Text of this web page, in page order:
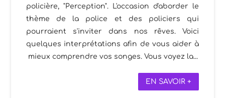
policière, "Perception". L'occasion d'aborder le
thème de la police et des policiers qui
pourraient s'inviter dans nos rêves. Voici
quelques interprétations afin de vous aider à
mieux comprendre vos songes. Vous voyez la...
EN SAVOIR +